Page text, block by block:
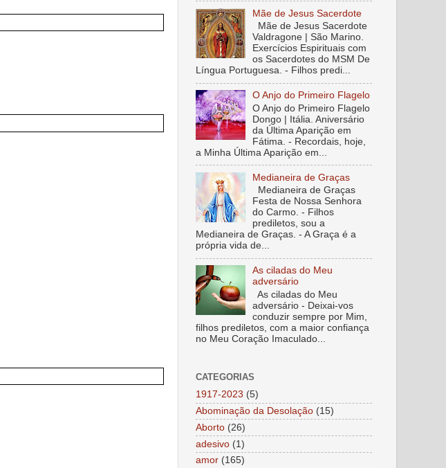
Mãe de Jesus Sacerdote
Mãe de Jesus Sacerdote
Valdragone | São Marino.
Exercícios Espirituais com
os Sacerdotes do MSM De
Língua Portuguesa. - Filhos predi...
O Anjo do Primeiro Flagelo
O Anjo do Primeiro Flagelo
Dongo | Itália. Aniversário
da Última Aparição em
Fátima. - Recordais, hoje,
a Minha Última Aparição em...
Medianeira de Graças
Medianeira de Graças
Festa de Nossa Senhora
do Carmo. - Filhos
prediletos, sou a
Medianeira de Graças. - A Graça é a
própria vida de...
As ciladas do Meu
adversário
As ciladas do Meu
adversário - Deixai-vos
conduzir sempre por Mim,
filhos prediletos, com a maior confiança
no Meu Coração Imaculado...
CATEGORIAS
1917-2023 (5)
Abominação da Desolação (15)
Aborto (26)
adesivo (1)
amor (165)